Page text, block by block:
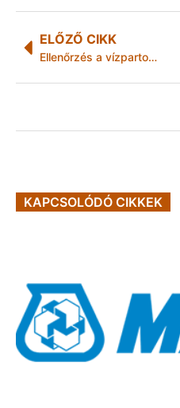
ELŐZŐ CIKK
Ellenőrzés a vízpartokon
KAPCSOLÓDÓ CIKKEK